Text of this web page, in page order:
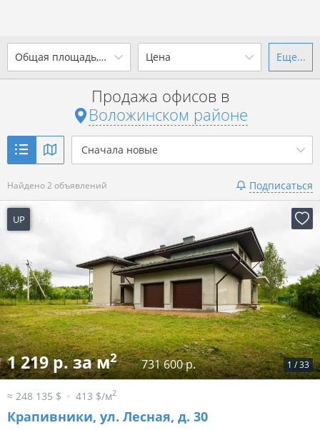
Общая площадь, м
до
Показать 2 объявления
Цена
от до
р. за м
Показать 2 объявления
Еще...
Продажа офисов в
Воложинском районе
Сначала новые
Найдено 2 объявлений Подписаться
UP
1 /33
1 219 р. за м2 731 600 р.
≈ 248 135 $ 413 $/м2
Крапивники, ул. Лесная, д. 30
Ваш город -district Воложинский
район?
Да Выбрать город